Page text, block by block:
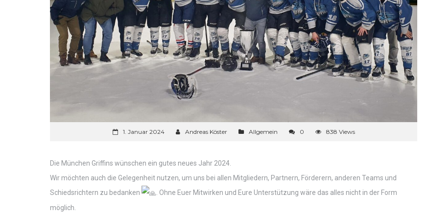
1. Januar 2024 Andreas Köster Allgemein 0 838 Views
Die München Griffins wünschen ein gutes neues Jahr 2024.
Wir möchten auch die Gelegenheit nutzen, um uns bei allen Mitgliedern, Partnern, Förderern, anderen Teams und
Schiedsrichtern zu bedanken
. Ohne Euer Mitwirken und Eure Unterstützung wäre das alles nicht in der Form
möglich.